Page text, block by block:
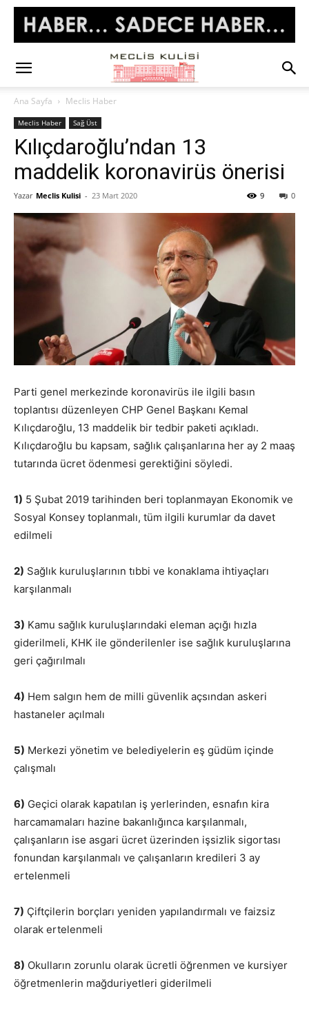
Ana Sayfa Meclis Haber
Meclis Haber Sağ Üst
Kılıçdaroğlu’ndan 13
maddelik koronavirüs önerisi
Yazar Meclis Kulisi - 23 Mart 2020 0
9
Parti genel merkezinde koronavirüs ile ilgili basın
toplantısı düzenleyen CHP Genel Başkanı Kemal
Kılıçdaroğlu, 13 maddelik bir tedbir paketi açıkladı.
Kılıçdaroğlu bu kapsam, sağlık çalışanlarına her ay 2 maaş
tutarında ücret ödenmesi gerektiğini söyledi.
1) 5 Şubat 2019 tarihinden beri toplanmayan Ekonomik ve
Sosyal Konsey toplanmalı, tüm ilgili kurumlar da davet
edilmeli
2) Sağlık kuruluşlarının tıbbi ve konaklama ihtiyaçları
karşılanmalı
3) Kamu sağlık kuruluşlarındaki eleman açığı hızla
giderilmeli, KHK ile gönderilenler ise sağlık kuruluşlarına
geri çağırılmalı
4) Hem salgın hem de milli güvenlik açsından askeri
hastaneler açılmalı
5) Merkezi yönetim ve belediyelerin eş güdüm içinde
çalışmalı
6) Geçici olarak kapatılan iş yerlerinden, esnafın kira
harcamamaları hazine bakanlığınca karşılanmalı,
çalışanların ise asgari ücret üzerinden işsizlik sigortası
fonundan karşılanmalı ve çalışanların kredileri 3 ay
ertelenmeli
7) Çiftçilerin borçları yeniden yapılandırmalı ve faizsiz
olarak ertelenmeli
8) Okulların zorunlu olarak ücretli öğrenmen ve kursiyer
öğretmenlerin mağduriyetleri giderilmeli